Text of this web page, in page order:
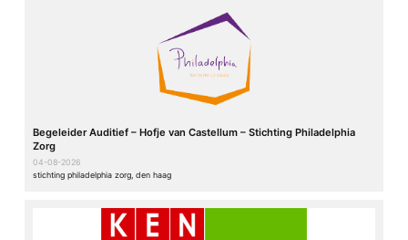
Begeleider Auditief – Hofje van Castellum – Stichting Philadelphia
Zorg
04-08-2026
stichting philadelphia zorg, den haag